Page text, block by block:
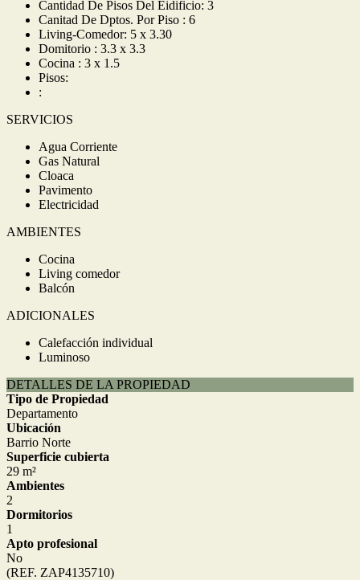
Cantidad De Pisos Del Eidificio: 3
Canitad De Dptos. Por Piso : 6
Living-Comedor: 5 x 3.30
Domitorio : 3.3 x 3.3
Cocina : 3 x 1.5
Pisos:
:
SERVICIOS
Agua Corriente
Gas Natural
Cloaca
Pavimento
Electricidad
AMBIENTES
Cocina
Living comedor
Balcón
ADICIONALES
Calefacción individual
Luminoso
DETALLES DE LA PROPIEDAD
Tipo de Propiedad
Departamento
Ubicación
Barrio Norte
Superficie cubierta
29 m²
Ambientes
2
Dormitorios
1
Apto profesional
No
(REF. ZAP4135710)